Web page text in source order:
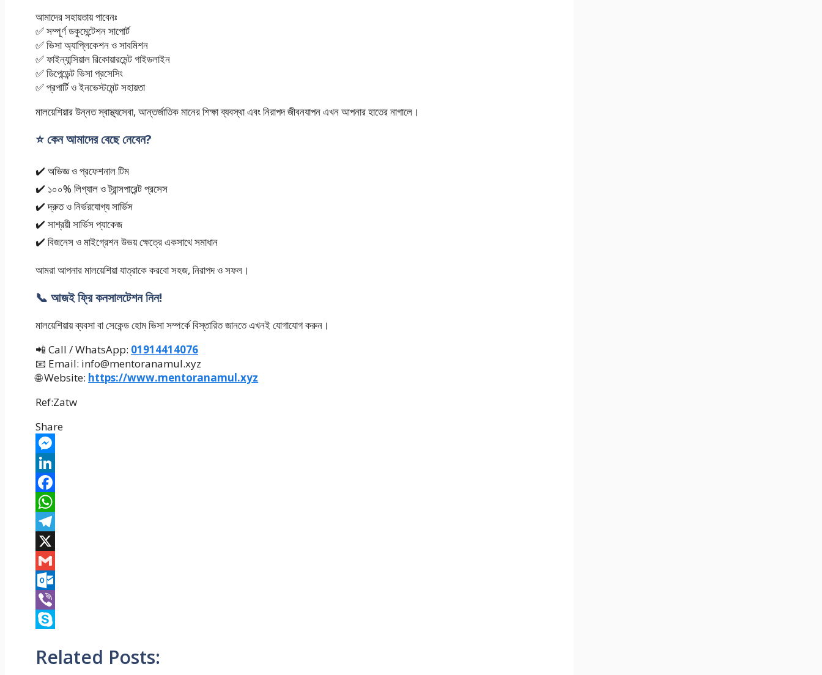
আমাদের সহায়তায় পাবেনঃ
✅ সম্পূর্ণ ডকুমেন্টেশন সাপোর্ট
✅ ভিসা অ্যাপ্লিকেশন ও সাবমিশন
✅ ফাইন্যান্সিয়াল রিকোয়ারমেন্ট গাইডলাইন
✅ ডিপেন্ডেন্ট ভিসা প্রসেসিং
✅ প্রপার্টি ও ইনভেস্টমেন্ট সহায়তা
মালয়েশিয়ার উন্নত স্বাস্থ্যসেবা, আন্তর্জাতিক মানের শিক্ষা ব্যবস্থা এবং নিরাপদ জীবনযাপন এখন আপনার হাতের নাগালে।
⭐ কেন আমাদের বেছে নেবেন?
✔️ অভিজ্ঞ ও প্রফেশনাল টিম
✔️ ১০০% লিগ্যাল ও ট্রান্সপারেন্ট প্রসেস
✔️ দ্রুত ও নির্ভরযোগ্য সার্ভিস
✔️ সাশ্রয়ী সার্ভিস প্যাকেজ
✔️ বিজনেস ও মাইগ্রেশন উভয় ক্ষেত্রে একসাথে সমাধান
আমরা আপনার মালয়েশিয়া যাত্রাকে করবো সহজ, নিরাপদ ও সফল।
📞 আজই ফ্রি কনসালটেশন নিন!
মালয়েশিয়ায় ব্যবসা বা সেকেন্ড হোম ভিসা সম্পর্কে বিস্তারিত জানতে এখনই যোগাযোগ করুন।
📲 Call / WhatsApp: 01914414076
📧 Email: info@mentoranamul.xyz
🌐 Website: https://www.mentoranamul.xyz
Ref:Zatw
Share
Messenger
LinkedIn
Facebook
WhatsApp
Telegram
X
Gmail
Outlook.com
Viber
Related Posts: